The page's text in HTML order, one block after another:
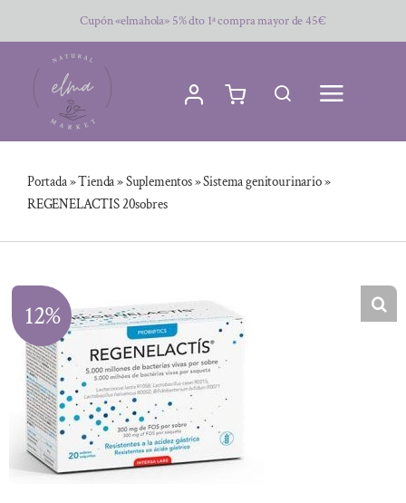
al
contenido
Cupón «elmahola» 5% dto 1ª compra mayor de 45€
Portada»Tienda»Suplementos»Sistema genitourinario»
REGENELACTIS 20sobres
12%